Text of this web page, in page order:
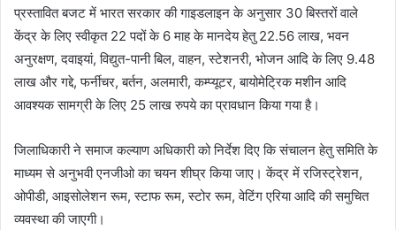
प्रस्तावित बजट में भारत सरकार की गाइडलाइन के अनुसार 30 बिस्तरों वाले
केंद्र के लिए स्वीकृत 22 पदों के 6 माह के मानदेय हेतु 22.56 लाख, भवन
अनुरक्षण, दवाइयां, विद्युत-पानी बिल, वाहन, स्टेशनरी, भोजन आदि के लिए 9.48
लाख और गद्दे, फर्नीचर, बर्तन, अलमारी, कम्प्यूटर, बायोमेट्रिक मशीन आदि
आवश्यक सामग्री के लिए 25 लाख रुपये का प्रावधान किया गया है।
जिलाधिकारी ने समाज कल्याण अधिकारी को निर्देश दिए कि संचालन हेतु समिति के
माध्यम से अनुभवी एनजीओ का चयन शीघ्र किया जाए। केंद्र में रजिस्ट्रेशन,
ओपीडी, आइसोलेशन रूम, स्टाफ रूम, स्टोर रूम, वेटिंग एरिया आदि की समुचित
व्यवस्था की जाएगी।